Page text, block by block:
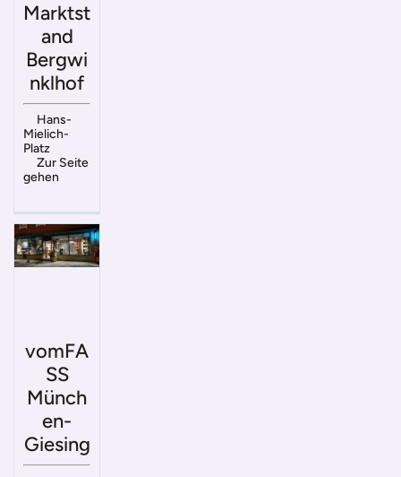
Marktst
and
Bergwi
nklhof
Hans-
Mielich-
Platz
Zur Seite
gehen
vomFA
SS
Münch
en-
Giesing